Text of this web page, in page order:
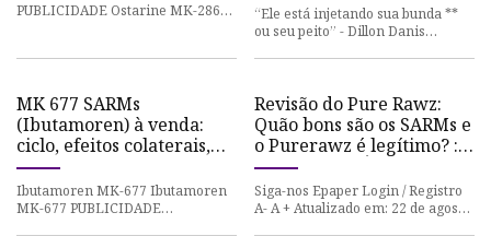
PUBLICIDADE Ostarine MK-2866
que ajud
“Ele está injetando sua bunda **
ou seu peito” - Dillon Danis
MK 677 SARMs
(Ibutamoren) à venda:
ciclo, efeitos colaterais,
dosagem e resultados
antes e depois!
Ibutamoren MK-677 Ibutamoren
MK-677 PUBLICIDADE
Revisão do Pure Rawz:
Quão bons são os SARMs e
o Purerawz é legítimo? :
The Tribune Índia
Siga-nos Epaper Login / Registro
A- A + Atualizado em: 22 de agosto